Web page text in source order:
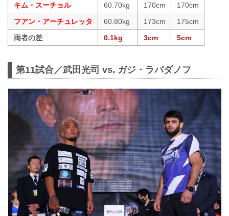
キム・スーチョル
60.70kg 170cm
170cm
フアン・アーチュレッタ
60.80kg 173cm
175cm
両者の差
0.1kg 3cm 5cm
第11試合／武田光司 vs. ガジ・ラバダノフ